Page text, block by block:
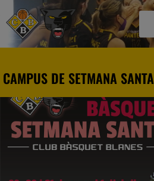
CAMPUS DE SETMANA SANTA